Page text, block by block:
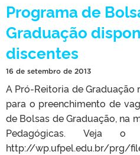
Programa de
Graduação
discentes
16 de setembro de 2013
A Pró-Reitoria de Graduação
para o preenchimento de
de Bolsas de Graduação, na
Pedagógicas. Veja
http://wp.ufpel.edu.br/prg/